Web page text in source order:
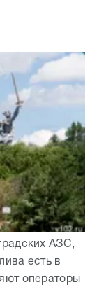
АЗС,
есть в
операторы